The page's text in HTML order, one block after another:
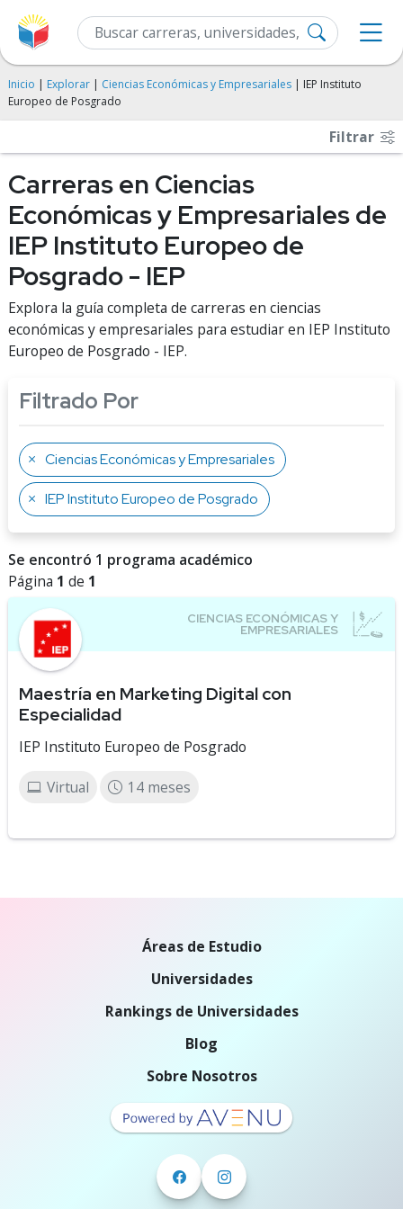
Inicio | Explorar | Ciencias Económicas y Empresariales | IEP Instituto
Europeo de Posgrado
Filtrar
Carreras en Ciencias
Económicas y Empresariales de
IEP Instituto Europeo de
Posgrado - IEP
Explora la guía completa de carreras en ciencias
económicas y empresariales para estudiar en IEP Instituto
Europeo de Posgrado - IEP.
Filtrado Por
Ciencias Económicas y Empresariales
IEP Instituto Europeo de Posgrado
Se encontró 1 programa académico
Página 1 de 1
Maestría en Marketing Digital con
Especialidad
IEP Instituto Europeo de Posgrado
Virtual 14 meses
Áreas de Estudio
Universidades
Rankings de Universidades
Blog
Sobre Nosotros